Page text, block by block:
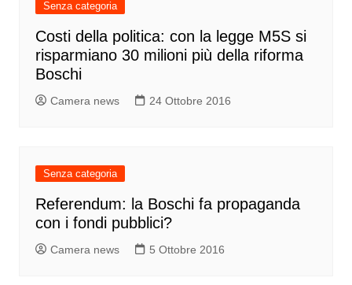
Senza categoria
Costi della politica: con la legge M5S si
risparmiano 30 milioni più della riforma
Boschi
Camera news 24 Ottobre 2016
Senza categoria
Referendum: la Boschi fa propaganda
con i fondi pubblici?
Camera news 5 Ottobre 2016